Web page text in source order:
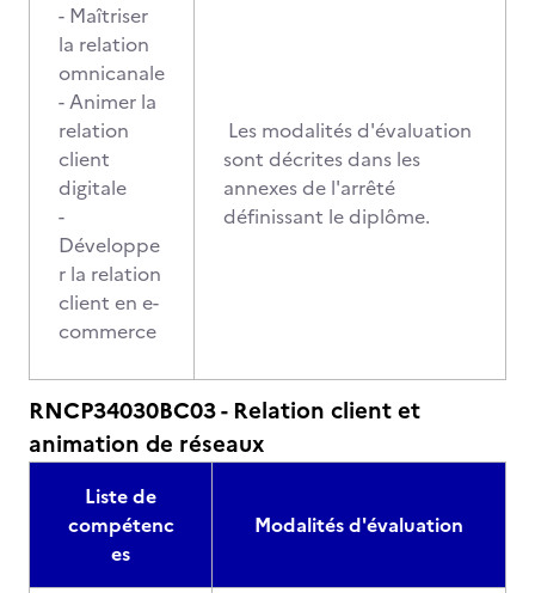
- Maîtriser
la relation
omnicanale
- Animer la
relation
client
digitale
-
Développe
r la relation
client en e-
commerce
Les modalités d'évaluation
sont décrites dans les
annexes de l'arrêté
définissant le diplôme.
RNCP34030BC03 - Relation client et
animation de réseaux
Liste de
compétenc
es
Modalités d'évaluation